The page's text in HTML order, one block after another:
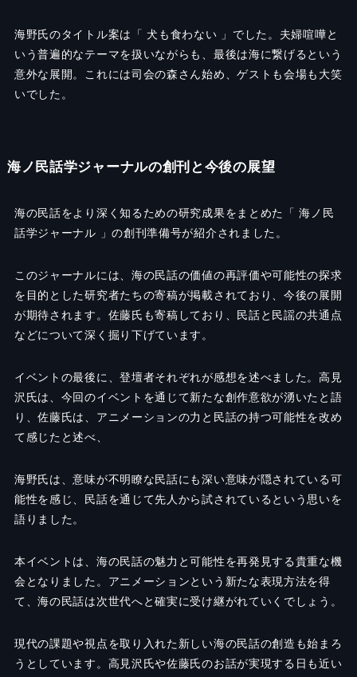
海野氏のタイトル案は「 犬も食わない 」でした。夫婦喧嘩と
いう普遍的なテーマを扱いながらも、最後は海に繋げるという
意外な展開。これには司会の森さん始め、ゲストも会場も大笑
いでした。
海ノ民話学ジャーナルの創刊と今後の展望
海の民話をより深く知るための研究成果をまとめた「 海ノ民
話学ジャーナル 」の創刊準備号が紹介されました。
このジャーナルには、海の民話の価値の再評価や可能性の探求
を目的とした研究者たちの寄稿が掲載されており、今後の展開
が期待されます。佐藤氏も寄稿しており、民話と民謡の共通点
などについて深く掘り下げています。
イベントの最後に、登壇者それぞれが感想を述べました。高見
沢氏は、今回のイベントを通じて新たな創作意欲が湧いたと語
り、佐藤氏は、アニメーションの力と民話の持つ可能性を改め
て感じたと述べ、
海野氏は、意味が不明瞭な民話にも深い意味が隠されている可
能性を感じ、民話を通じて先人から試されているという思いを
語りました。
本イベントは、海の民話の魅力と可能性を再発見する貴重な機
会となりました。アニメーションという新たな表現方法を得
て、海の民話は次世代へと確実に受け継がれていくでしょう。
現代の課題や視点を取り入れた新しい海の民話の創造も始まろ
うとしています。高見沢氏や佐藤氏のお話が実現する日も近い